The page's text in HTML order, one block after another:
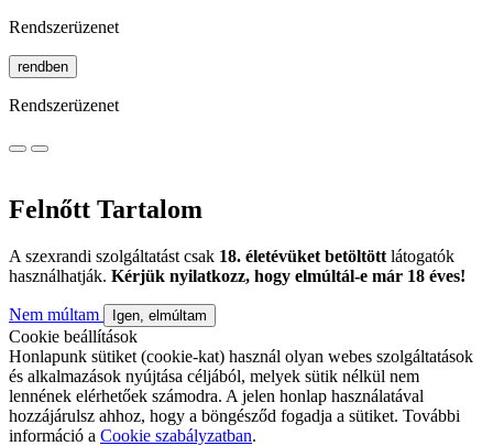
Rendszerüzenet
rendben
Rendszerüzenet
Felnőtt Tartalom
A szexrandi szolgáltatást csak 18. életévüket betöltött látogatók
használhatják. Kérjük nyilatkozz, hogy elmúltál-e már 18 éves!
Nem múltam Igen, elmúltam
Cookie beállítások
Honlapunk sütiket (cookie-kat) használ olyan webes szolgáltatások
és alkalmazások nyújtása céljából, melyek sütik nélkül nem
lennének elérhetőek számodra. A jelen honlap használatával
hozzájárulsz ahhoz, hogy a böngésződ fogadja a sütiket. További
információ a Cookie szabályzatban.